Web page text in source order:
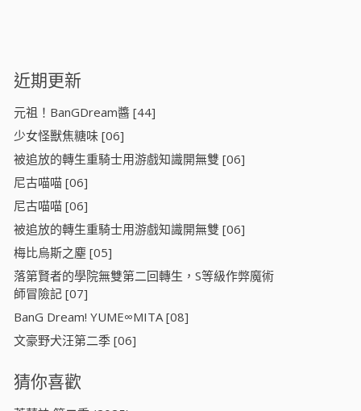
近期更新
元祖！BanGDream醬 [44]
少女怪獸焦糖味 [06]
被追放的轉生重騎士用游戲知識開無雙 [06]
尼古喵喵 [06]
尼古喵喵 [06]
被追放的轉生重騎士用游戲知識開無雙 [06]
梅比烏斯之塵 [05]
落第賢者的學院無雙第二回轉生，S等級作弊魔術
師冒險記 [07]
BanG Dream! YUME∞MITA [08]
文豪野犬汪第二季 [06]
猜你喜歡